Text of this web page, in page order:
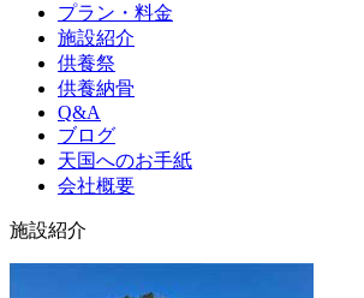
プラン・料金
施設紹介
供養祭
供養納骨
Q&A
ブログ
天国へのお手紙
会社概要
施設紹介